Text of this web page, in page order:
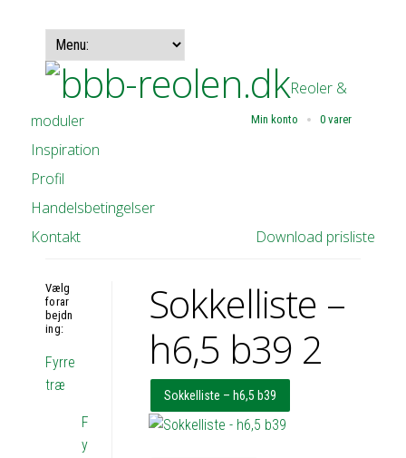
Min konto 0 varer
Reoler &
moduler
Inspiration
Profil
Handelsbetingelser
Download prisliste
Kontakt
Sokkelliste –
h6,5 b39 2
Sokkelliste – h6,5 b39
Vælg
forar
bejdn
ing:
Fyrre
træ
F
y